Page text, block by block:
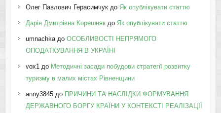
Олег Павлович Герасимчукдо Як опублікувати статтю
Дарія Дмитрівна Корешнякдо Як опублікувати статтю
umnachkaдо ОСОБЛИВОСТІ НЕПРЯМОГО
ОПОДАТКУВАННЯ В УКРАЇНІ
vox1до Методичні засади побудови стратегії розвитку
туризму в малих містах Рівненщини
anny3845до ПРИЧИНИ ТА НАСЛІДКИ ФОРМУВАННЯ
ДЕРЖАВНОГО БОРГУ КРАЇНИ У КОНТЕКСТІ РЕАЛІЗАЦІЇ